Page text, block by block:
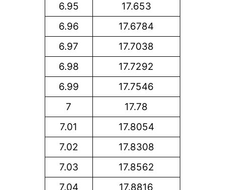
6.95
17.653
6.96
17.6784
6.97
17.7038
6.98
17.7292
6.99
17.7546
7
17.78
7.01
17.8054
7.02
17.8308
7.03
17.8562
7.04
17.8816